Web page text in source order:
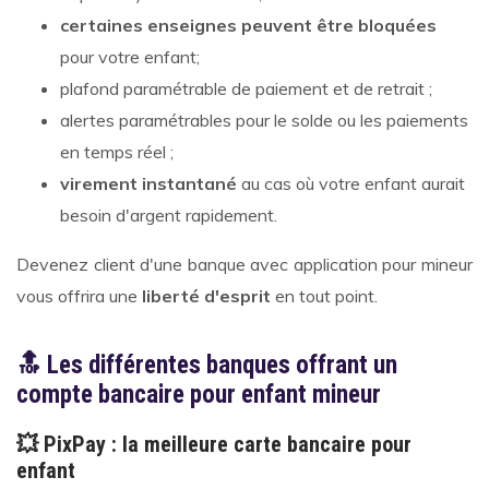
certaines enseignes peuvent être bloquées
pour votre enfant;
plafond paramétrable de paiement et de retrait ;
alertes paramétrables pour le solde ou les paiements
en temps réel ;
virement instantané au cas où votre enfant aurait
besoin d'argent rapidement.
Devenez client d'une banque avec application pour mineur
vous offrira une liberté d'esprit en tout point.
🔝 Les différentes banques offrant un
compte bancaire pour enfant mineur
💥 PixPay : la meilleure carte bancaire pour
enfant